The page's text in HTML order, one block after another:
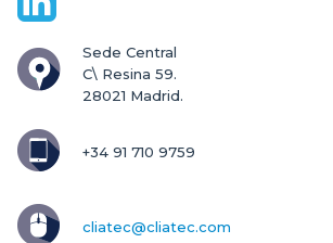
Sede Central
C\ Resina 59.
28021 Madrid.
+34 91 710 9759
cliatec@cliatec.com